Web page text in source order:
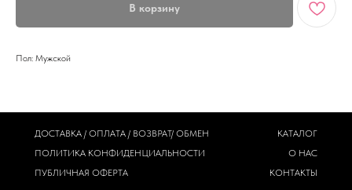
В корзину
Пол: Мужской
ДОСТАВКА / ОПЛАТА / ВОЗВРАТ/ ОБМЕН
ПОЛИТИКА КОНФИДЕНЦИАЛЬНОСТИ
ПУБЛИЧНАЯ ОФЕРТА
КАТАЛОГ
О НАС
КОНТАКТЫ